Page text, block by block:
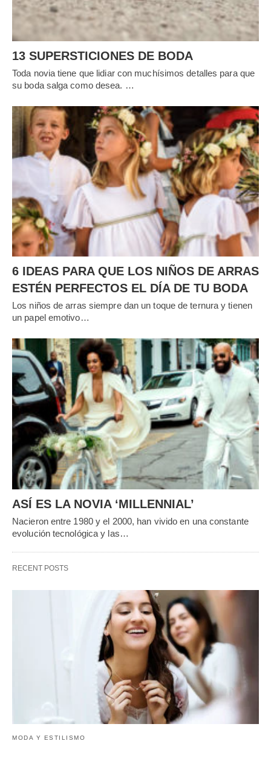
13 SUPERSTICIONES DE BODA
Toda novia tiene que lidiar con muchísimos detalles para que
su boda salga como desea. …
6 IDEAS PARA QUE LOS NIÑOS DE ARRAS
ESTÉN PERFECTOS EL DÍA DE TU BODA
Los niños de arras siempre dan un toque de ternura y tienen
un papel emotivo…
ASÍ ES LA NOVIA ‘MILLENNIAL’
Nacieron entre 1980 y el 2000, han vivido en una constante
evolución tecnológica y las…
RECENT POSTS
MODA Y ESTILISMO